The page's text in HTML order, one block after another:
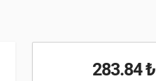
283.84 ₺